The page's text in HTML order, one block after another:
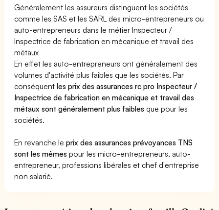
Généralement les assureurs distinguent les sociétés
comme les SAS et les SARL des micro-entrepreneurs ou
auto-entrepreneurs dans le métier Inspecteur /
Inspectrice de fabrication en mécanique et travail des
métaux
En effet les auto-entrepreneurs ont généralement des
volumes d'activité plus faibles que les sociétés. Par
conséquentles prix des assurances rc pro Inspecteur /
Inspectrice de fabrication en mécanique et travail des
métaux sont généralement plus faibles que pour les
sociétés.
En revanche leprix des assurances prévoyances TNS
sont les mêmes pour les micro-entrepreneurs, auto-
entrepreneur, professions libérales et chef d'entreprise
non salarié.